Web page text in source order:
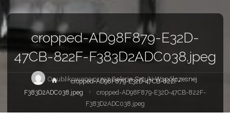
cropped-AD98F879-E32D-
47CB-822F-F383D2ADC038.jpeg
Opublikowane przez Galeria Sztuki Współczesnej
Strona
główna
cropped-AD98F879-E32D-47CB-822F-
F383D2ADC038.jpeg
cropped-AD98F879-E32D-47CB-822F-
F383D2ADC038.jpeg